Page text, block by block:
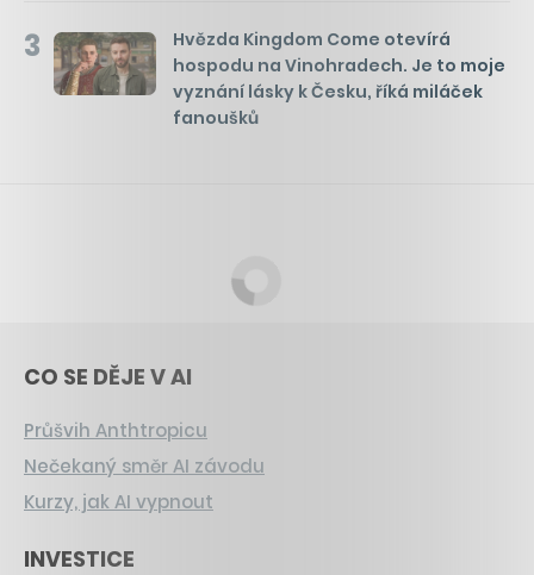
3
Hvězda Kingdom Come otevírá
hospodu na Vinohradech. Je to moje
vyznání lásky k Česku, říká miláček
fanoušků
CO SE DĚJE V AI
Průšvih Anthtropicu
Nečekaný směr AI závodu
Kurzy, jak AI vypnout
INVESTICE